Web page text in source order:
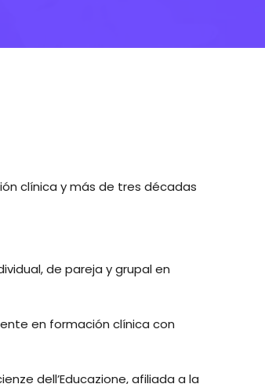
clínica y más de tres décadas
de pareja y grupal en
en formación clínica con
dell’Educazione, afiliada a la